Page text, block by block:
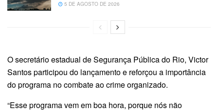
5 DE AGOSTO DE 2026
O secretário estadual de Segurança Pública do Rio, Victor
Santos participou do lançamento e reforçou a importância
do programa no combate ao crime organizado.
“Esse programa vem em boa hora, porque nós não